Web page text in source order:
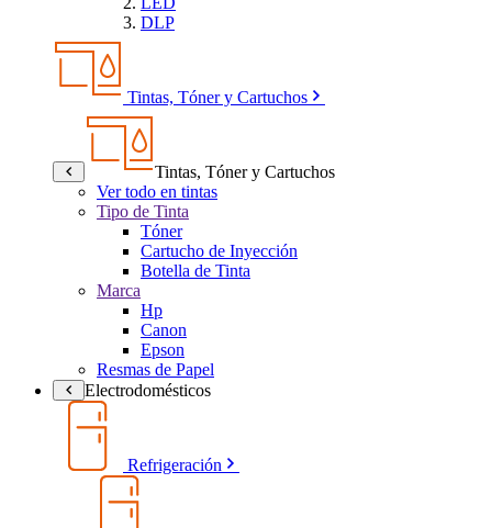
DLP
Tintas, Tóner y Cartuchos
Tintas, Tóner y Cartuchos
Ver todo en tintas
Tipo de Tinta
Tóner
Cartucho de Inyección
Botella de Tinta
Marca
Hp
Canon
Epson
Resmas de Papel
Electrodomésticos
Refrigeración